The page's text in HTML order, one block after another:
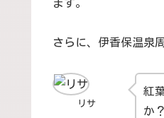
ます。
さらに、伊香保温泉
リサ
紅
か？